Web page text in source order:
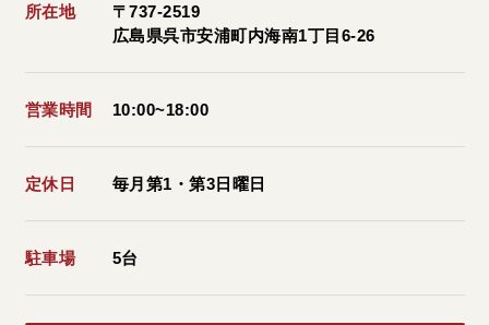
所在地
〒737-2519
広島県呉市安浦町内海南1丁目6-26
営業時間 10:00~18:00
定休日 毎月第1・第3日曜日
駐車場 5台